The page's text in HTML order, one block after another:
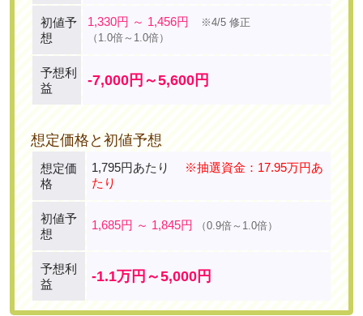
初値予
想
1,330円 ～ 1,456円
※4/5 修正
（1.0倍～1.0倍）
予想利
益
-7,000円～5,600円
想定価格と初値予想
想定価
格
1,795円あたり
※抽選資金：17.95万円あ
たり
初値予
想
1,685円 ～ 1,845円 （0.9倍～1.0倍）
予想利
益
-1.1万円～5,000円